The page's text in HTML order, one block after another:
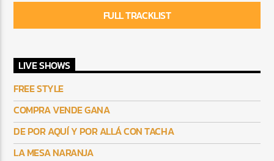
FULL TRACKLIST
LIVE SHOWS
FREE STYLE
COMPRA VENDE GANA
DE POR AQUÍ Y POR ALLÁ CON TACHA
LA MESA NARANJA